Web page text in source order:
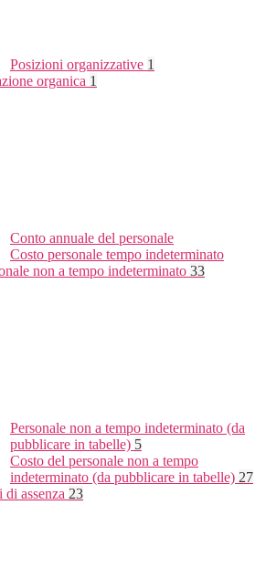
Posizioni organizzative 1
organica 1
Conto annuale del personale
Costo personale tempo indeterminato
non a tempo indeterminato 33
Personale non a tempo indeterminato (da
pubblicare in tabelle) 5
Costo del personale non a tempo
indeterminato (da pubblicare in tabelle) 27
di assenza 23